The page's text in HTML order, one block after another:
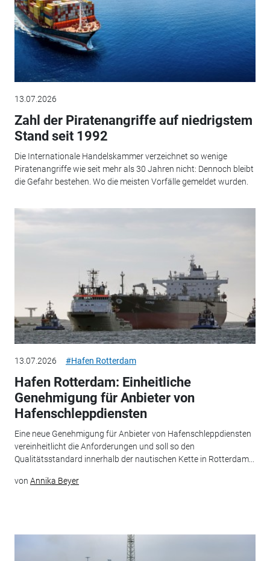
13.07.2026
Zahl der Piratenangriffe auf niedrigstem
Stand seit 1992
Die Internationale Handelskammer verzeichnet so wenige
Piratenangriffe wie seit mehr als 30 Jahren nicht: Dennoch bleibt
die Gefahr bestehen. Wo die meisten Vorfälle gemeldet wurden.
13.07.2026 #Hafen Rotterdam
Hafen Rotterdam: Einheitliche
Genehmigung für Anbieter von
Hafenschleppdiensten
Eine neue Genehmigung für Anbieter von Hafenschleppdiensten
vereinheitlicht die Anforderungen und soll so den
Qualitätsstandard innerhalb der nautischen Kette in Rotterdam...
von Annika Beyer